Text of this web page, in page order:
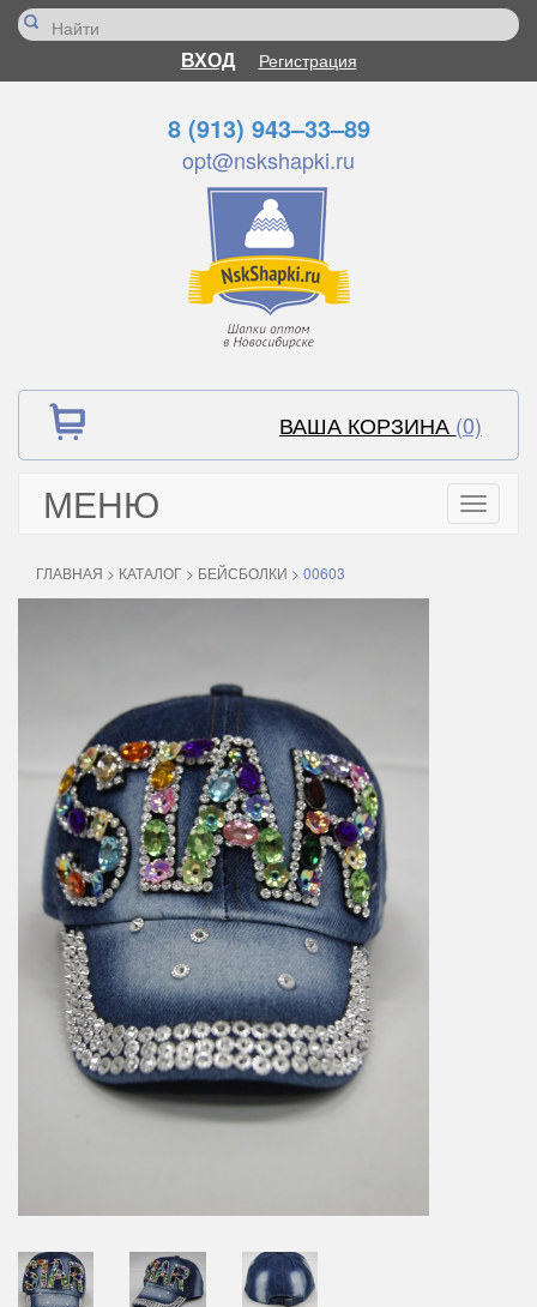
ВХОД Регистрация
8 (913) 943–33–89
opt@nskshapki.ru
ВАША КОРЗИНА (0)
МЕНЮ
Toggle
ГЛАВНАЯ > КАТАЛОГ > БЕЙСБОЛКИ > 00603